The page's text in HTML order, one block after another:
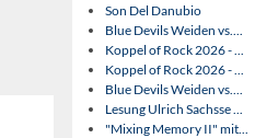
Son Del Danubio
Blue Devils Weiden vs....
Koppel of Rock 2026 - ...
Koppel of Rock 2026 - ...
Blue Devils Weiden vs....
Lesung Ulrich Sachsse ...
"Mixing Memory II" mit...